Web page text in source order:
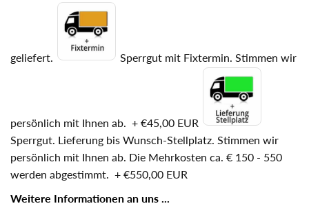
geliefert. Sperrgut mit Fixtermin. Stimmen wir
persönlich mit Ihnen ab. + €45,00 EUR
Sperrgut. Lieferung bis Wunsch-Stellplatz. Stimmen wir
persönlich mit Ihnen ab. Die Mehrkosten ca. € 150 - 550
werden abgestimmt. + €550,00 EUR
Weitere Informationen an uns ...